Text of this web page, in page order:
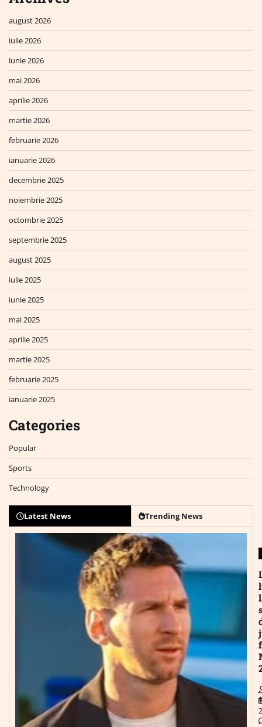
august 2026
iulie 2026
iunie 2026
mai 2026
aprilie 2026
martie 2026
februarie 2026
ianuarie 2026
decembrie 2025
noiembrie 2025
octombrie 2025
septembrie 2025
august 2025
iulie 2025
iunie 2025
mai 2025
aprilie 2025
martie 2025
februarie 2025
ianuarie 2025
Categories
Popular
Sports
Technology
Latest News Trending News